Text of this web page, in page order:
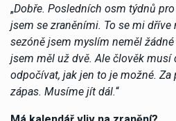
„Dobře. Posledních osm týdnů
jsem se zraněními. To se mi dříve
sezóně jsem myslím neměl
jsem měl už dvě. Ale člověk musí
odpočívat, jak jen to je možné. Za
zápas. Musíme jít dál.“